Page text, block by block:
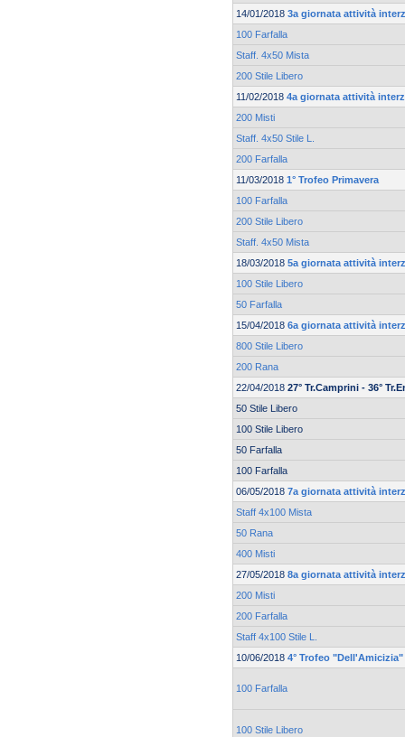
14/01/2018 3a giornata attività
100 Farfalla
Staff. 4x50 Mista
200 Stile Libero
11/02/2018 4a giornata attività
200 Misti
Staff. 4x50 Stile L.
200 Farfalla
11/03/2018 1° Trofeo Primavera
100 Farfalla
200 Stile Libero
Staff. 4x50 Mista
18/03/2018 5a giornata attività
100 Stile Libero
50 Farfalla
15/04/2018 6a giornata attività
800 Stile Libero
200 Rana
22/04/2018 27° Tr.Camprini - 36°
50 Stile Libero
100 Stile Libero
50 Farfalla
100 Farfalla
06/05/2018 7a giornata attività
Staff 4x100 Mista
50 Rana
400 Misti
27/05/2018 8a giornata attività
200 Misti
200 Farfalla
Staff 4x100 Stile L.
10/06/2018 4° Trofeo "Dell'Amicizia"
100 Farfalla
100 Stile Libero